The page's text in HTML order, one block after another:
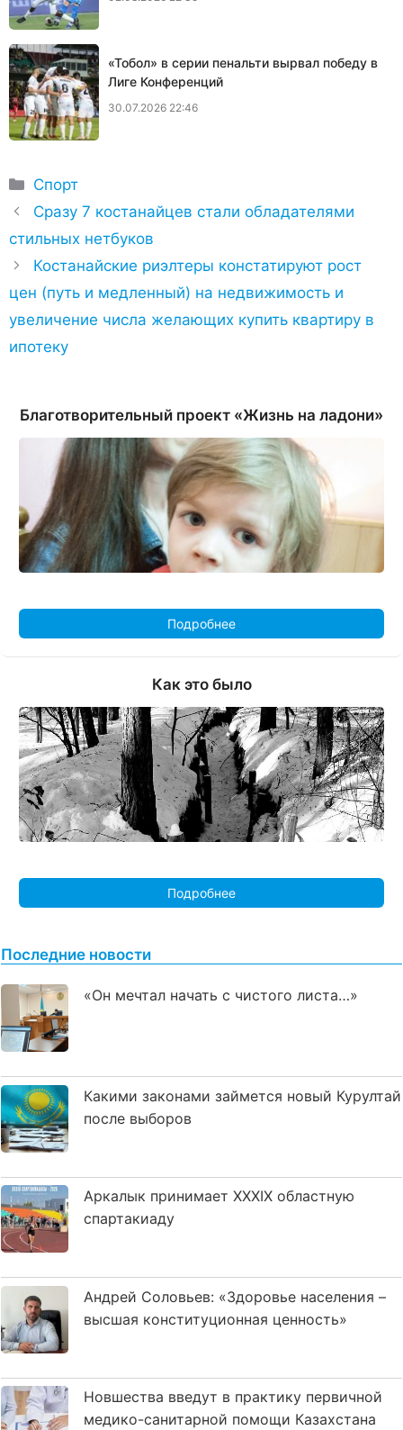
«Тобол» в серии пенальти вырвал победу в
Лиге Конференций
30.07.2026 22:46
Рубрики
Спорт
Сразу 7 костанайцев стали обладателями
стильных нетбуков
Костанайские риэлтеры констатируют рост
цен (путь и медленный) на недвижимость и
увеличение числа желающих купить квартиру в
ипотеку
Благотворительный проект «Жизнь на ладони»
Подробнее
Как это было
Подробнее
Последние новости
«Он мечтал начать с чистого листа…»
Какими законами займется новый Курултай
после выборов
Аркалык принимает XXXIX областную
спартакиаду
Андрей Соловьев: «Здоровье населения –
высшая конституционная ценность»
Новшества введут в практику первичной
медико-санитарной помощи Казахстана